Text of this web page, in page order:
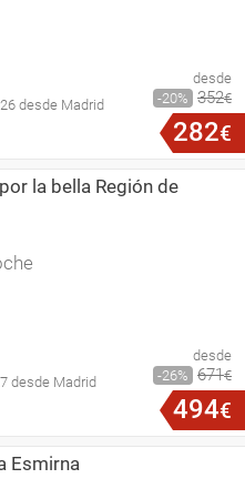
desde Madrid
desde
20
352€
282€
la bella Región de
desde Madrid
desde
26
671€
494€
Esmirna